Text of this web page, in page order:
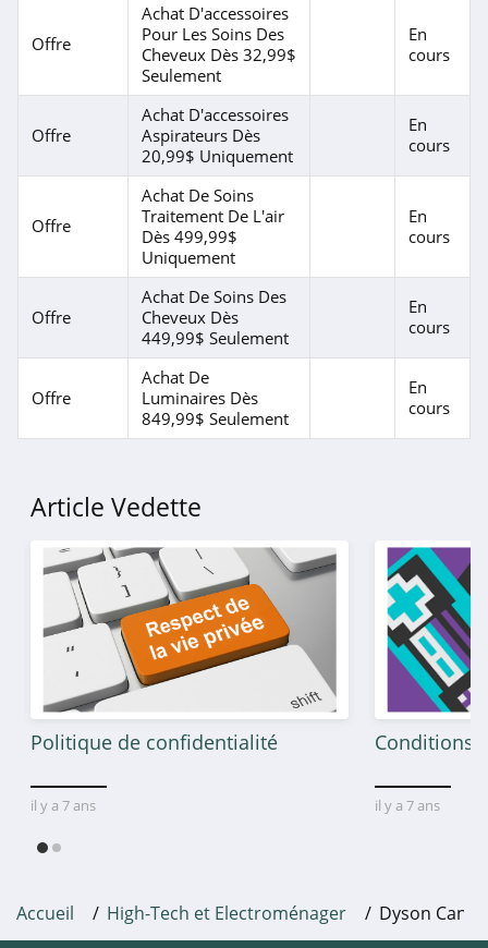
4.4
4.6
Laptop Service
4.9
LG
4.8
Elgato
4.4
Offre
Achat D'accessoires
Pour Les Soins Des
Cheveux Dès 32,99$
Seulement
En
cours
Offre
Achat D'accessoires
Aspirateurs Dès
20,99$ Uniquement
En
cours
Offre
Achat De Soins
Traitement De L'air
Dès 499,99$
Uniquement
En
cours
Offre
Achat De Soins Des
Cheveux Dès
449,99$ Seulement
En
cours
Offre
Achat De
Luminaires Dès
849,99$ Seulement
En
cours
Article Vedette
Politique de confidentialité
il y a 7 ans
Conditions
il y a 7 ans
Accueil High-Tech et Electroménager Dyson